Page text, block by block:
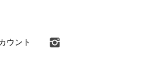
ウント